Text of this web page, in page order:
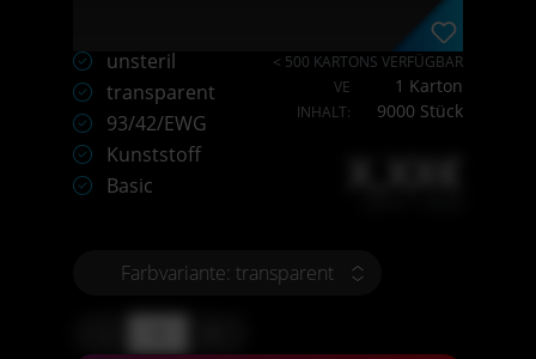
unsteril
transparent
93/42/EWG
Kunststoff
Basic
< 500 KARTONS VERFÜGBAR
VE
1 Karton
INHALT: 9000 Stück
X,XX€
Farbvariante: transparent